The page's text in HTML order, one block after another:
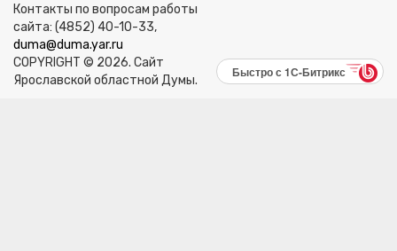
Контакты по вопросам работы
сайта: (4852) 40-10-33,
duma@duma.yar.ru
COPYRIGHT © 2026. Сайт
Ярославской областной Думы.
Быстро с 1С-Битрикс